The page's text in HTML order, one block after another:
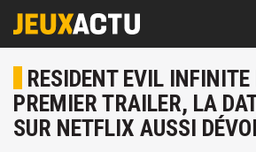
RESIDENT EVIL
PREMIER TRAILER, LA
SUR NETFLIX AUSSI